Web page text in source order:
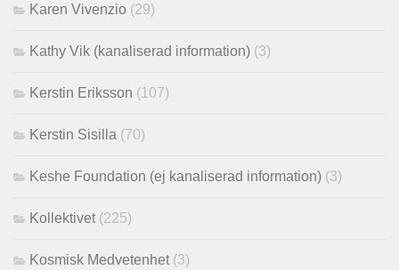
Karen Vivenzio (29)
Kathy Vik (kanaliserad information) (3)
Kerstin Eriksson (107)
Kerstin Sisilla (70)
Keshe Foundation (ej kanaliserad information) (3)
Kollektivet (225)
Kosmisk Medvetenhet (3)